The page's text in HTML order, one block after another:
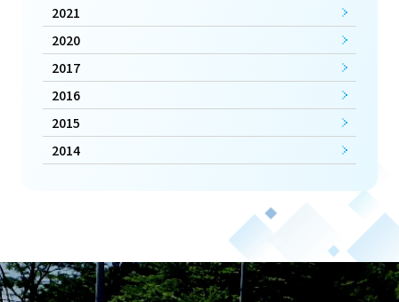
2021
2020
2017
2016
2015
2014